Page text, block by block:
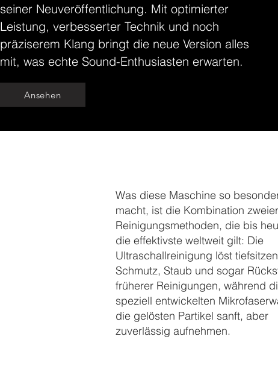
seiner Neuveröffentlichung. Mit optimierter
Leistung, verbesserter Technik und noch
präziserem Klang bringt die neue Version alles
mit, was echte Sound-Enthusiasten erwarten.
Ansehen
Was diese Maschine so
macht, ist die Kombination zweier
Reinigungsmethoden, die bis
die effektivste weltweit gilt: Die
Ultraschallreinigung löst
Schmutz, Staub und sogar
früherer Reinigungen, während
speziell entwickelten
die gelösten Partikel sanft, aber
zuverlässig aufnehmen.